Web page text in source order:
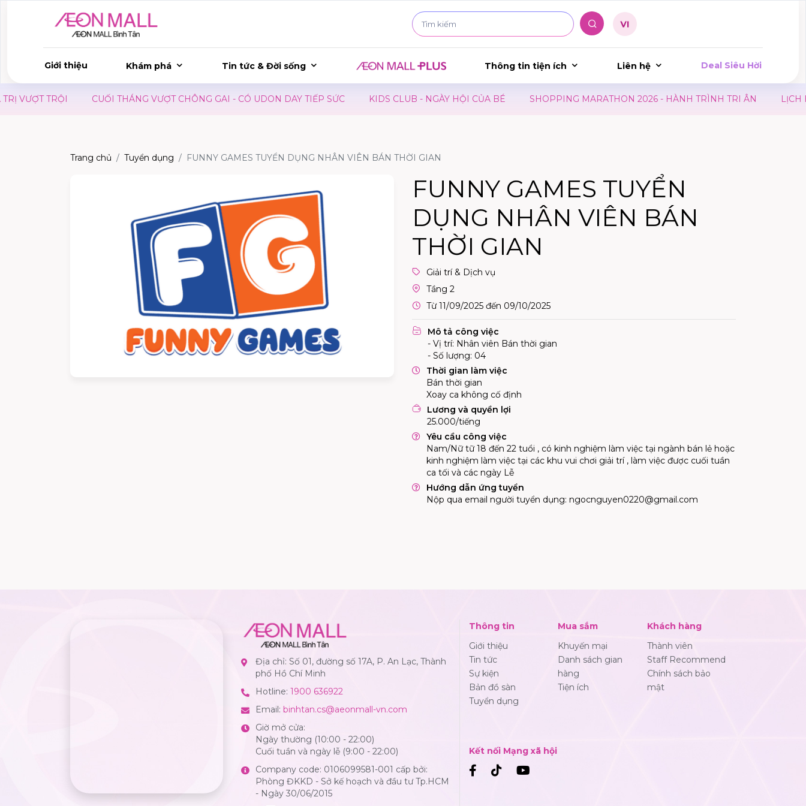
Giới thiệu Khám phá Tin tức & Đời sống Thông tin tiện ích Liên hệ Deal Siêu Hời
TRỘI CUỐI THÁNG VƯỢT CHÔNG GAI - CÓ UDON DAY TIẾP SỨC KIDS CLUB - NGÀY HỘI CỦA BÉ SHOPPING MARATHON 2026 - HÀNH TRÌNH TRI ÂN LỊCH
Trang chủ Tuyển dụng FUNNY GAMES TUYỂN DỤNG NHÂN VIÊN BÁN THỜI GIAN
FUNNY GAMES TUYỂN
DỤNG NHÂN VIÊN BÁN
THỜI GIAN
Giải trí & Dịch vụ
Tầng 2
Từ 11/09/2025 đến 09/10/2025
Mô tả công việc
- Vị trí: Nhân viên Bán thời gian
- Số lượng: 04
Thời gian làm việc
Bán thời gian
Xoay ca không cố định
Lương và quyền lợi
25.000/tiếng
Yêu cầu công việc
Nam/Nữ tữ 18 đến 22 tuổi , có kinh nghiệm làm việc tại ngành bán lẻ hoặc
kinh nghiệm làm việc tại các khu vui chơi giải trí , làm việc được cuối tuần
ca tối và các ngày Lễ
Hướng dẫn ứng tuyển
Nộp qua email người tuyển dụng: ngocnguyen0220@gmail.com
Địa chỉ: Số 01, đường số 17A, P. An Lạc, Thành
phố Hồ Chí Minh
Hotline: 1900 636922
Email: binhtan.cs@aeonmall-vn.com
Giờ mở cửa:
Ngày thường (10:00 - 22:00)
Cuối tuần và ngày lễ (9:00 - 22:00)
Company code: 0106099581-001 cấp bởi:
Phòng ĐKKD - Sở kế hoạch và đầu tư Tp.HCM
- Ngày 30/06/2015
Thông tin
Giới thiệu
Tin tức
Sự kiện
Bản đồ sàn
Tuyển dụng
Mua sắm
Khuyến mại
Danh sách gian
hàng
Tiện ích
Khách hàng
Thành viên
Staff Recommend
Chính sách bảo
mật
Kết nối Mạng xã hội